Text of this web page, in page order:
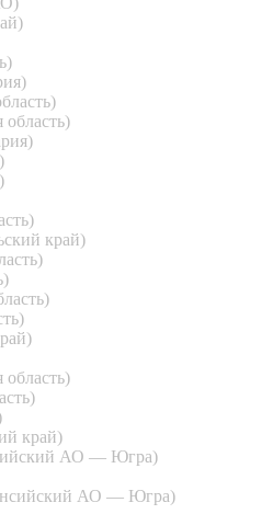
область)
край)
область)
край)
АО — Югра)
АО — Югра)